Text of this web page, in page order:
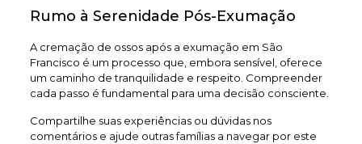
Rumo à Serenidade Pós-Exumação
A cremação de ossos após a exumação em São
Francisco é um processo que, embora sensível, oferece
um caminho de tranquilidade e respeito. Compreender
cada passo é fundamental para uma decisão consciente.
Compartilhe suas experiências ou dúvidas nos
comentários e ajude outras famílias a navegar por este